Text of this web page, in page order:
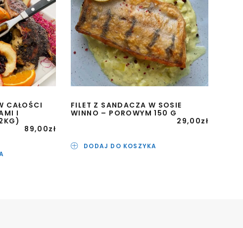
CAŁOŚCI
I
89,00zł
FILET Z SANDACZA W SOSIE
WINNO – POROWYM 150 G
29,00zł
DODAJ DO KOSZYKA